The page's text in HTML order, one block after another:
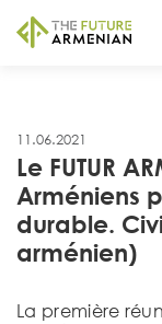
11.06.2021
Le FUTUR
Arméniens
durable.
arménien)
La première